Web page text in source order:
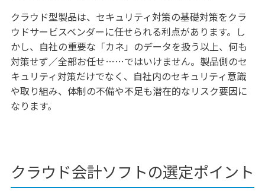
クラウド型製品は、セキュリティ対策の基礎対策をクラ
ウドサービスベンダーに任せられる利点があります。し
かし、自社の重要な「カネ」のデータを扱う以上、何も
対策せず／全部お任せ……ではいけません。製品側のセ
キュリティ対策だけでなく、自社内のセキュリティ意識
や取り組み、体制の不備や不足も潜在的なリスク要因に
なります。
クラウド会計ソフトの選定ポイント